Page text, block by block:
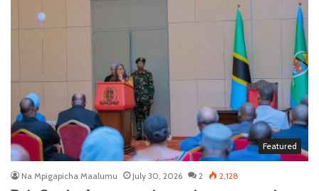
Featured
Na Mpigapicha Maalumu July 30, 2026 2 2,128